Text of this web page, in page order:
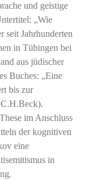
und geistige
„Wie
seit Jahrhunderten
in Tübingen bei
aus jüdischer
Buches: „Eine
bis zur
im Anschluss
der kognitiven
eine
in